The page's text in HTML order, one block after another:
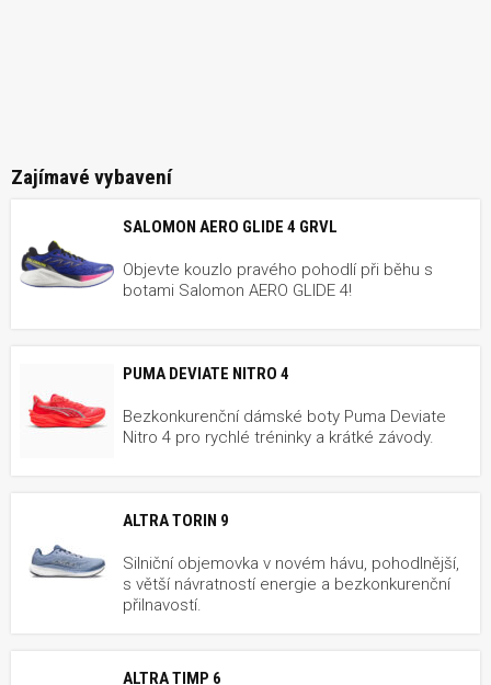
Zajímavé vybavení
SALOMON AERO GLIDE 4 GRVL
Objevte kouzlo pravého pohodlí při běhu s
botami Salomon AERO GLIDE 4!
PUMA DEVIATE NITRO 4
Bezkonkurenční dámské boty Puma Deviate
Nitro 4 pro rychlé tréninky a krátké závody.
ALTRA TORIN 9
Silniční objemovka v novém hávu, pohodlnější,
s větší návratností energie a bezkonkurenční
přilnavostí.
ALTRA TIMP 6